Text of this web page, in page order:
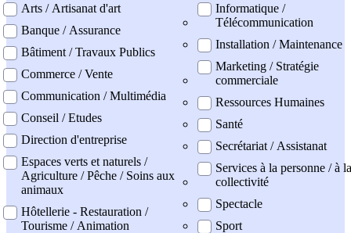
Arts / Artisanat d'art
Banque / Assurance
Bâtiment / Travaux Publics
Commerce / Vente
Communication / Multimédia
Conseil / Etudes
Direction d'entreprise
Espaces verts et naturels /
Agriculture / Pêche / Soins aux
animaux
Hôtellerie - Restauration /
Tourisme / Animation
Informatique /
Télécommunication
Installation / Maintenance
Marketing / Stratégie
commerciale
Ressources Humaines
Santé
Secrétariat / Assistanat
Services à la personne / à la
collectivité
Spectacle
Sport